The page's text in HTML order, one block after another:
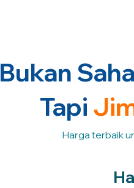
Bukan
Tapi
Harga terbaik